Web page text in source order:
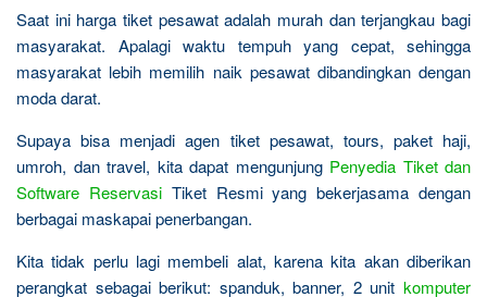
Saat ini harga tiket pesawat adalah murah dan terjangkau bagi
masyarakat. Apalagi waktu tempuh yang cepat, sehingga
masyarakat lebih memilih naik pesawat dibandingkan dengan
moda darat.
Supaya bisa menjadi agen tiket pesawat, tours, paket haji,
umroh, dan travel, kita dapat mengunjung Penyedia Tiket dan
Software ReservasiTiket Resmi yang bekerjasama dengan
berbagai maskapai penerbangan.
Kita tidak perlu lagi membeli alat, karena kita akan diberikan
perangkat sebagai berikut: spanduk, banner, 2 unit komputer